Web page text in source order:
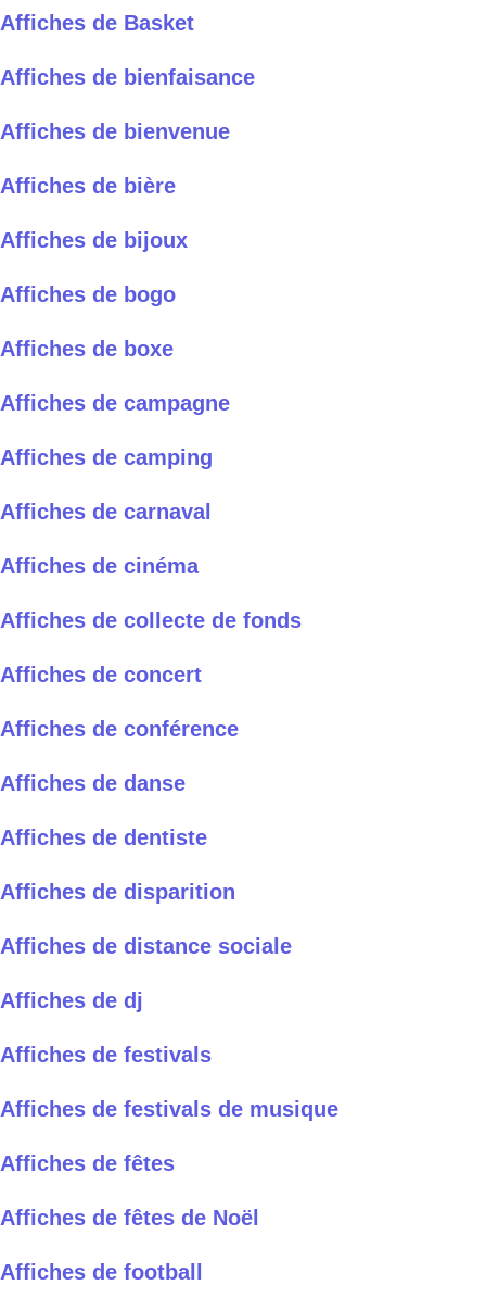
Affiches de Basket
Affiches de bienfaisance
Affiches de bienvenue
Affiches de bière
Affiches de bijoux
Affiches de bogo
Affiches de boxe
Affiches de campagne
Affiches de camping
Affiches de carnaval
Affiches de cinéma
Affiches de collecte de fonds
Affiches de concert
Affiches de conférence
Affiches de danse
Affiches de dentiste
Affiches de disparition
Affiches de distance sociale
Affiches de dj
Affiches de festivals
Affiches de festivals de musique
Affiches de fêtes
Affiches de fêtes de Noël
Affiches de football